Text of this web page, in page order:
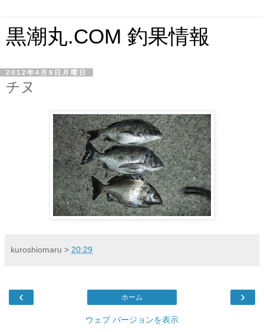
黒潮丸.COM 釣果情報
2012年4月9日月曜日
チヌ
kuroshiomaru > 20:29
‹ ›
ホーム
ウェブ バージョンを表示